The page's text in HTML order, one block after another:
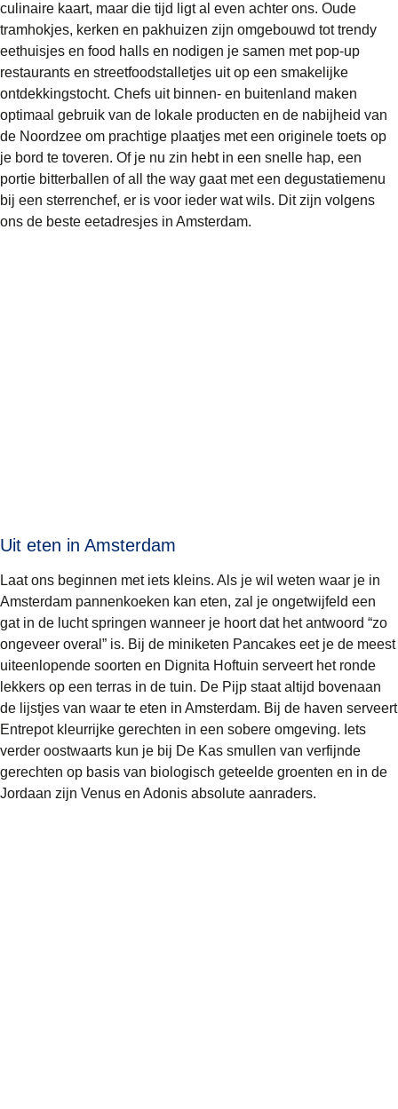
culinaire kaart, maar die tijd ligt al even achter ons. Oude
tramhokjes, kerken en pakhuizen zijn omgebouwd tot trendy
eethuisjes en food halls en nodigen je samen met pop-up
restaurants en streetfoodstalletjes uit op een smakelijke
ontdekkingstocht. Chefs uit binnen- en buitenland maken
optimaal gebruik van de lokale producten en de nabijheid van
de Noordzee om prachtige plaatjes met een originele toets op
je bord te toveren. Of je nu zin hebt in een snelle hap, een
portie bitterballen of all the way gaat met een degustatiemenu
bij een sterrenchef, er is voor ieder wat wils. Dit zijn volgens
ons de beste eetadresjes in Amsterdam.
Uit eten in Amsterdam
Laat ons beginnen met iets kleins. Als je wil weten waar je in
Amsterdam pannenkoeken kan eten, zal je ongetwijfeld een
gat in de lucht springen wanneer je hoort dat het antwoord “zo
ongeveer overal” is. Bij de miniketen Pancakes eet je de meest
uiteenlopende soorten en Dignita Hoftuin serveert het ronde
lekkers op een terras in de tuin. De Pijp staat altijd bovenaan
de lijstjes van waar te eten in Amsterdam. Bij de haven serveert
Entrepot kleurrijke gerechten in een sobere omgeving. Iets
verder oostwaarts kun je bij De Kas smullen van verfijnde
gerechten op basis van biologisch geteelde groenten en in de
Jordaan zijn Venus en Adonis absolute aanraders.